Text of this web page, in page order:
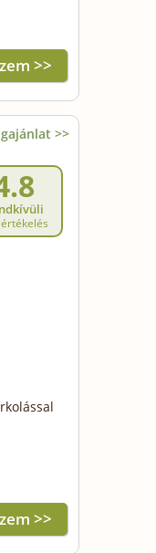
>>
>>
>>